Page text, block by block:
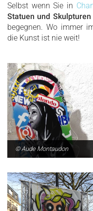
Selbst wenn Sie in
Statuen und Skulpturen
begegnen. Wo immer
die Kunst ist nie weit!
© Aude Montaudon